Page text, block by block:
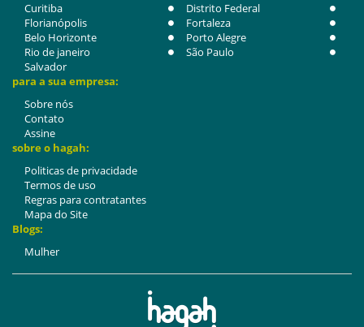
Curitiba
Distrito Federal
Florianópolis
Fortaleza
Belo Horizonte
Porto Alegre
Rio de janeiro
São Paulo
Salvador
para a sua empresa:
Sobre nós
Contato
Assine
sobre o hagah:
Politicas de privacidade
Termos de uso
Regras para contratantes
Mapa do Site
Blogs:
Mulher